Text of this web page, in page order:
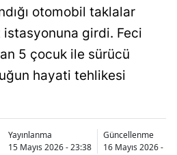
otomobil taklalar
istasyonuna girdi. Feci
5 çocuk ile sürücü
hayati tehlikesi
Yayınlanma
15 Mayıs 2026 - 23:38
Güncellenme
16 Mayıs 2026 -